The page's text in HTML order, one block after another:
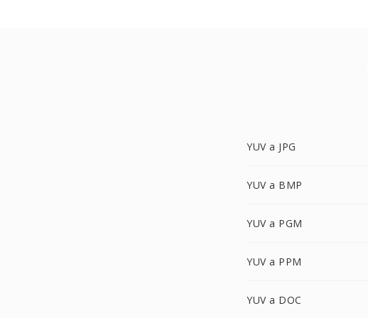
YUV a JPG
YUV a BMP
YUV a PGM
YUV a PPM
YUV a DOC